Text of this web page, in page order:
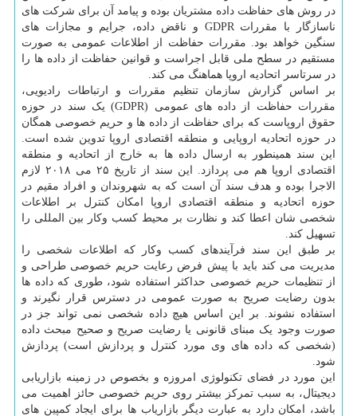
در روش های حفاظت داده مشتریان بوده و پیامد آن برای شرکت های
ناسازگار با مقررات GDPR و ناقض داده، جرایم و مجازات های
سنگین خواهد بود. مقررات حفاظت از اطلاعات عمومی به صورت
مستقیم در سطح ملی قابل اجراست و قوانین حفاظت از داده ها را
در سرتاسر اتحادیه اروپا هماهنگ می کند.
بر اساس گزارش سازمان تنظیم مقررات و ارتباطات رادیویی،
مقررات حفاظت از داده های عمومی (GDPR) یک سند در حوزه
حقوق اروپاست که برای حفاظت از داده ها و حریم خصوصی همگان
در حوزه اتحادیه اروپایی و منطقه اقتصادی اروپا تدوین شده است.
این سند همینطور به ارسال داده ها به خارج از اتحادیه و منطقه
اقتصادی اروپا هم می پردازد. این سند از تاریخ ۲۵ می ۲۰۱۸ لازم
الاجرا بوده و هدف سند آن است که به شهروندان و افراد مقیم در
حوزه اتحادیه و منطقه اقتصادی اروپا امکان کنترل بر اطلاعات
شخصی شان اعطا کند و نظارت بر محیط کسب وکار بین المللی را
تسهیل کند.
بر طبق این سند فرآیندهای کسب وکار که اطلاعات شخصی را
مدیریت می کند باید با پیش فرض رعایت حریم خصوصی طراحی و
از تنظیمات حریم خصوصی حداکثر استفاده شود، طوری که داده ها
بدون رضایت صریح به صورت عمومی در دسترس قرار نگیرند و
استفاده نشوند. بر این اساس هیچ داده شخصی نمی تواند جز در
صورت وجود یک مبنای قانونی یا رضایت صریح و صحیح مبحث داده
(شخصی که داده های وی مورد کنترل و پردازش است) پردازش
شود.
این مورد در فضای تکنولوژی امروزه و بخصوص در زمینه بازاریابی
دیجیتال، به سبب تمرکز بیشتر روی حریم خصوصی حائز اهمیت می
باشد، امکان دارد به عبارت دیگر بازاریاب ها برای ایجاد کمپین های